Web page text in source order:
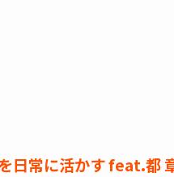
日常に活かす feat.都